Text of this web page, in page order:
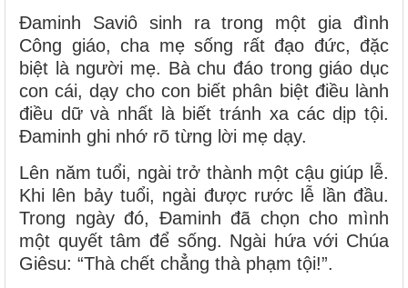
Đaminh Saviô sinh ra trong một gia đình
Công giáo, cha mẹ sống rất đạo đức, đặc
biệt là người mẹ. Bà chu đáo trong giáo dục
con cái, dạy cho con biết phân biệt điều lành
điều dữ và nhất là biết tránh xa các dịp tội.
Đaminh ghi nhớ rõ từng lời mẹ dạy.
Lên năm tuổi, ngài trở thành một cậu giúp lễ.
Khi lên bảy tuổi, ngài được rước lễ lần đầu.
Trong ngày đó, Đaminh đã chọn cho mình
một quyết tâm để sống. Ngài hứa với Chúa
Giêsu: “Thà chết chẳng thà phạm tội!”.